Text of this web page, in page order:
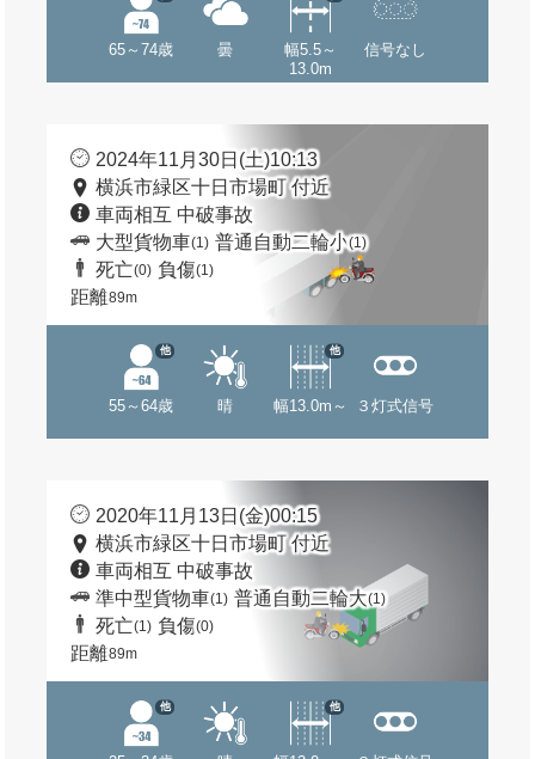
65～74歳 曇
幅5.5～
13.0m
信号なし
2024年11月30日(土)10:13
横浜市緑区十日市場町 付近
車両相互 中破事故
大型貨物車(1) 普通自動二輪小(1)
死亡(0) 負傷(1)
距離89m
55～64歳
他
晴 幅13.0m～
他
３灯式信号
2020年11月13日(金)00:15
横浜市緑区十日市場町 付近
車両相互 中破事故
準中型貨物車(1) 普通自動二輪大(1)
死亡(1) 負傷(0)
距離89m
他 他